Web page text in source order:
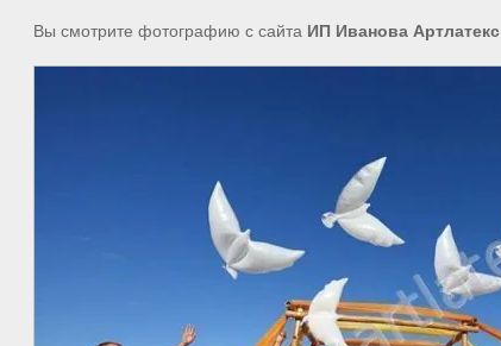
Вы смотрите фотографию с сайта ИП Иванова Артлатекс